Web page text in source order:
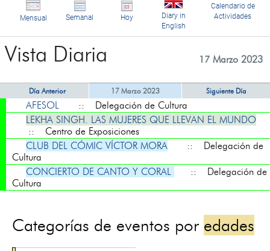
Mensual Semanal Hoy
Diary in
English
Calendario de
Actividades
Vista Diaria 17 Marzo 2023
Día Anterior 17 Marzo 2023 Siguiente Día
AFESOL
:: Delegación de Cultura
LEKHA SINGH. LAS MUJERES QUE LLEVAN EL MUNDO
:: Centro de Exposiciones
CLUB DEL CÓMIC VÍCTOR MORA
:: Delegación de
Cultura
CONCIERTO DE CANTO Y CORAL
:: Delegación de
Cultura
Categorías de eventos por edades